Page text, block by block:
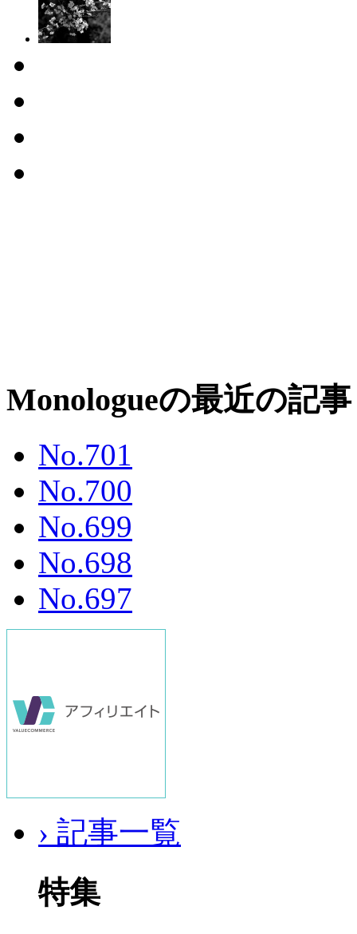
Monologueの最近の記事
No.701
No.700
No.699
No.698
No.697
› 記事一覧
特集